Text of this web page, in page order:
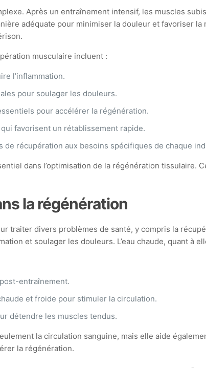
Après un entraînement intensif, les muscles
adéquate pour minimiser la douleur et favoriser
musculaire incluent :
l’inflammation.
pour soulager les douleurs.
pour accélérer la régénération.
favorisent un rétablissement rapide.
de récupération aux besoins spécifiques de chaque
dans l’optimisation de la régénération
la régénération
traiter divers problèmes de santé, y compris la
et soulager les douleurs. L’eau chaude, quant à
entraînement.
et froide pour stimuler la circulation.
détendre les muscles tendus.
la circulation sanguine, mais elle aide
la régénération.